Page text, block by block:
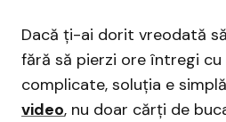
Dacă ți-ai dorit vreodată
fără să pierzi ore întregi cu
complicate, soluția e
video, nu doar cărți de